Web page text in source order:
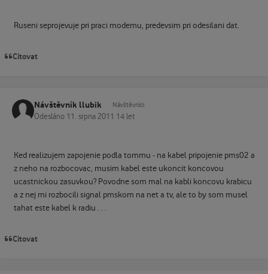
Ruseni seprojevuje pri praci modemu, predevsim pri odesilani dat.
Citovat
Návštěvník llubik Návštěvníci
Odesláno 11. srpna 2011 14 let
Ked realizujem zapojenie podla tommu - na kabel pripojenie pms02 a
z neho na rozbocovac, musim kabel este ukoncit koncovou
ucastnickou zasuvkou? Povodne som mal na kabli koncovu krabicu
a z nej mi rozbocili signal pmskom na net a tv, ale to by som musel
tahat este kabel k radiu . . .
Citovat